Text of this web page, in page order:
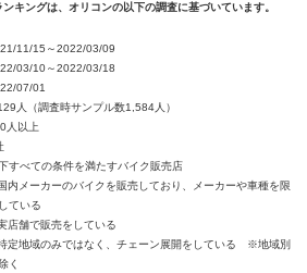
キングは、オリコンの以下の調査に基づいています。
11/15～2022/03/09
03/10～2022/03/18
07/01
人（調査時サンプル数1,584人）
人以上
すべての条件を満たすバイク販売店
内メーカーのバイクを販売しており、メーカーや車種を限
ている
店舗で販売をしている
定地域のみではなく、チェーン展開をしている ※地域別
く